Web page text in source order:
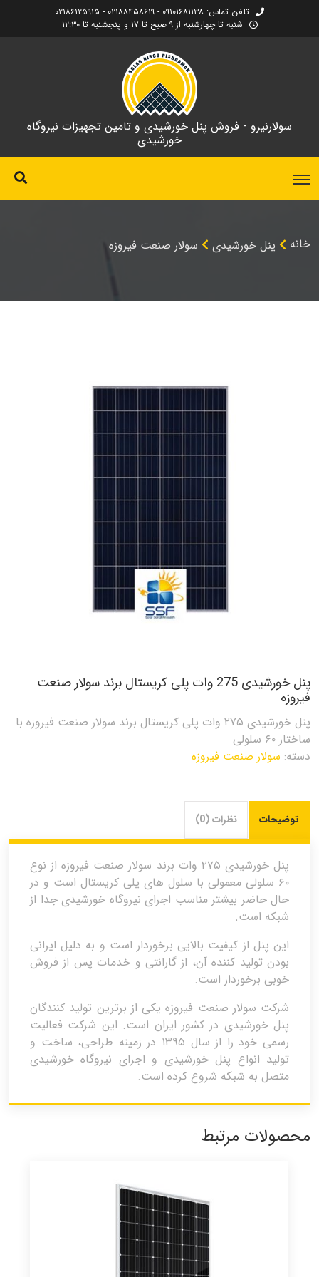
تلفن تماس: ۰۹۱۰۱۶۸۱۱۳۸ - ۰۲۱۸۸۴۵۸۶۱۹ - ۰۲۱۸۶۱۲۵۹۱۵
شنبه تا چهارشنبه از ۹ صبح تا ۱۷ و پنجشنبه تا ۱۲:۳۰
سولارنیرو - فروش پنل خورشیدی و تامین تجهیزات نیروگاه
خورشیدی
خانه پنل خورشیدی سولار صنعت فیروزه
پنل خورشیدی 275 وات پلی کریستال برند سولار صنعت
فیروزه
پنل خورشیدی ۲۷۵ وات پلی کریستال برند سولار صنعت فیروزه با
ساختار ۶۰ سلولی
دسته: سولار صنعت فیروزه
توضیحات نظرات (0)
پنل خورشیدی ۲۷۵ وات برند سولار صنعت فیروزه از نوع
۶۰ سلولی معمولی با سلول های پلی کریستال است و در
حال حاضر بیشتر مناسب اجرای نیروگاه خورشیدی جدا از
شبکه است.
این پنل از کیفیت بالایی برخوردار است و به دلیل ایرانی
بودن تولید کننده آن، از گارانتی و خدمات پس از فروش
خوبی برخوردار است.
شرکت سولار صنعت فیروزه یکی از برترین تولید کنندگان
پنل خورشیدی در کشور ایران است. این شرکت فعالیت
رسمی خود را از سال ۱۳۹۵ در زمینه طراحی، ساخت و
تولید انواع پنل خورشیدی و اجرای نیروگاه خورشیدی
متصل به شبکه شروع کرده است.
محصولات مرتبط